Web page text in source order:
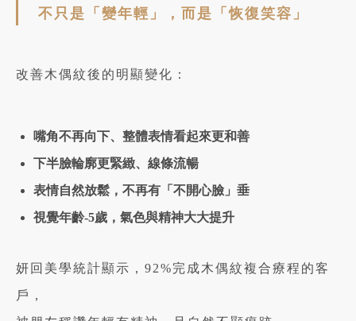
不只是「變年輕」，而是「恢復笑容」
改善木偶紋後的明顯變化：
嘴角不再向下、整體表情看起來更和善
下半臉輪廓更緊緻、線條流暢
表情自然放鬆，不再有「不開心臉」垂
視覺年齡-5歲，氣色與精神大大提升
妍回美學統計顯示，92%完成木偶紋複合療程的客
戶，